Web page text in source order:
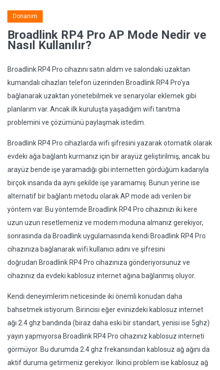
Donanım
Broadlink RP4 Pro AP Mode Nedir ve
Nasıl Kullanılır?
Broadlink RP4 Pro cihazını satın aldım ve salondaki uzaktan
kumandalı cihazları telefon üzerinden Broadlink RP4 Pro'ya
bağlanarak uzaktan yönetebilmek ve senaryolar eklemek gibi
planlarım var. Ancak ilk kuruluşta yaşadığım wifi tanıtma
problemini ve çözümünü paylaşmak istedim.
Broadlink RP4 Pro cihazlarda wifi şifresini yazarak otomatik olarak
evdeki ağa bağlantı kurmanız için bir arayüz geliştirilmiş, ancak bu
arayüz bende işe yaramadığı gibi internetten gördüğüm kadarıyla
birçok insanda da aynı şekilde işe yaramamış. Bunun yerine ise
alternatif bir bağlantı metodu olarak AP mode adı verilen bir
yöntem var. Bu yöntemde Broadlink RP4 Pro cihazınızı iki kere
uzun uzun resetlemeniz ve modem moduna almanız gerekiyor,
sonrasında da Broadlink uygulamasında kendi Broadlink RP4 Pro
cihazınıza bağlanarak wifi kullanıcı adını ve şifresini
doğrudan Broadlink RP4 Pro cihazınıza gönderiyorsunuz ve
cihazınız da evdeki kablosuz internet ağına bağlanmış oluyor.
Kendi deneyimlerim neticesinde iki önemli konudan daha
bahsetmek istiyorum. Birincisi eğer evinizdeki kablosuz internet
ağı 2.4 ghz bandında (biraz daha eski bir standart, yenisi ise 5ghz)
yayın yapmıyorsa Broadlink RP4 Pro cihazınız kablosuz interneti
görmüyor. Bu durumda 2.4 ghz frekansından kablosuz ağ ağını da
aktif duruma getirmeniz gerekiyor. İkinci problem ise kablosuz ağ